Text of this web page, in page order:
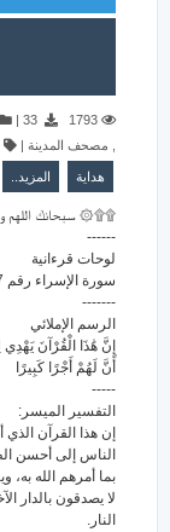
1793
33
|
مصحف المدينة |
هداية المزيد..
۩۩۞ سبحانك اللهم
------
لوحات قرءانية
سورة الإسراء رقم 17 - الآية رقم 9 )
-------
الرسم الإملائي
إِنَّ هَٰذَا الْقُرْآنَ
أَنَّ لَهُمْ أَجْرًا كَبِيرًا
-----
التفسير الميسر:
إن هذا القرآن الذي
الناس إلى أحسن
بما أمرهم الله به،
لا يصدقون بالدار
النار.